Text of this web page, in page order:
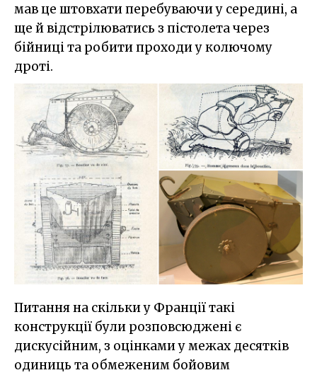
мав це штовхати перебуваючи у середині, а
ще й відстрілюватись з пістолета через
бійниці та робити проходи у колючому
дроті.
Питання на скільки у Франції такі
конструкції були розповсюджені є
дискусійним, з оцінками у межах десятків
одиниць та обмеженим бойовим